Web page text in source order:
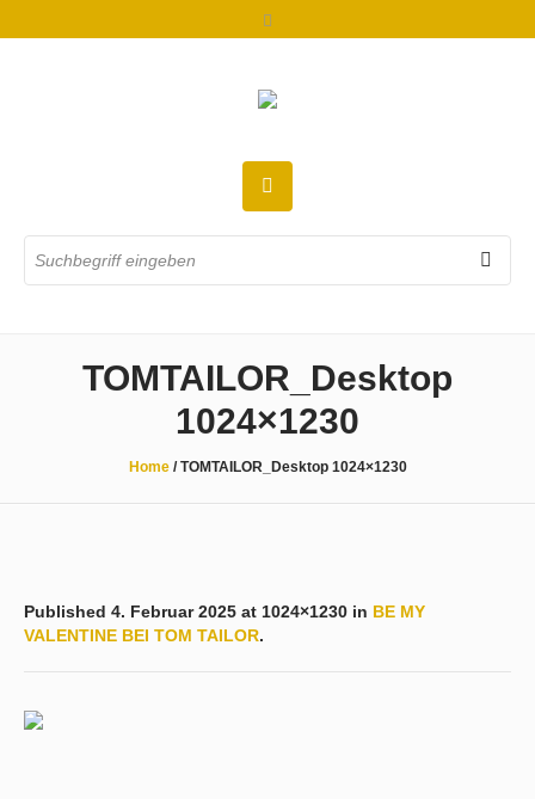
TOMTAILOR_Desktop
1024×1230​
Home /TOMTAILOR_Desktop 1024×1230​
Published 4. Februar 2025 at 1024×1230 in BE MY
VALENTINE BEI TOM TAILOR.